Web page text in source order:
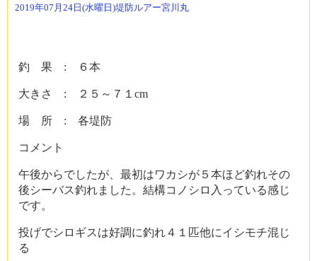
2019年07月24日(水曜日)堤防ルアー宮川丸
釣 果 : ６本
大きさ : ２５～７１cm
場 所 : 各堤防
コメント
午後からでしたが、最初はワカシが５本ほど釣れその
後シーバス釣れました。結構コノシロ入っている感じ
です。
投げでシロギスは好調に釣れ４１匹他にイシモチ混じ
る